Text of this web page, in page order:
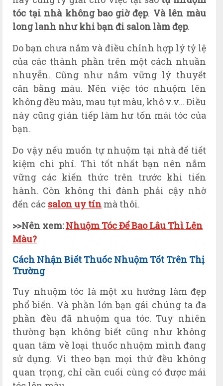
tóc tại nhà không bao giờ đẹp. Và lên màu
long lanh như khi bạn đi salon làm đẹp.
Do bạn chưa nắm và điều chỉnh hợp lý tỷ lệ
của các thành phần trên một cách nhuần
nhuyễn. Cũng như nắm vững lý thuyết
cân bằng màu. Nên việc tóc nhuộm lên
không đều màu, mau tụt màu, khô v.v… Điều
này cũng gián tiếp làm hư tổn mái tóc của
bạn.
Do vậy nếu muốn tự nhuộm tại nhà để tiết
kiệm chi phí. Thì tốt nhất bạn nên nắm
vững các kiến thức trên trước khi tiến
hành. Còn không thì đành phải cậy nhờ
đến các salon uy tín mà thôi.
>>Nên xem:Nhuộm Tóc Để Bao Lâu Thì Lên
Màu?
Cách Nhận Biết Thuốc Nhuộm Tốt Trên Thị
Trường
Tuy nhuộm tóc là một xu hướng làm đẹp
phổ biến. Và phần lớn bạn gái chúng ta đa
phần đều đã nhuộm qua tóc. Tuy nhiên
thường bạn không biết cũng như không
quan tâm về loại thuốc nhuộm mình đang
sử dụng. Vì theo bạn mọi thứ đều không
quan trọng, chỉ cần cuối cùng có được mái